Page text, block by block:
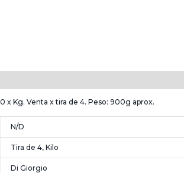
x Kg. Venta x tira de 4. Peso: 900g aprox.
N/D
Tira de 4, Kilo
Di Giorgio